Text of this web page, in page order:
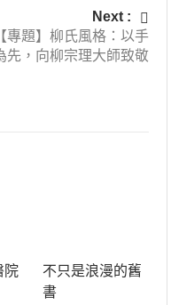
Next :
【專題】柳氏風格：以手
先，向柳宗理大師致敬
院
不只是浪漫的舊
書